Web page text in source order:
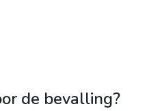
de bevalling?